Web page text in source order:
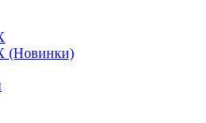
(Новинки)